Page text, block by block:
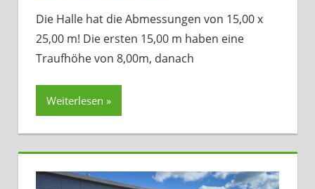
Die Halle hat die Abmessungen von 15,00 x
25,00 m! Die ersten 15,00 m haben eine
Traufhöhe von 8,00m, danach
Weiterlesen